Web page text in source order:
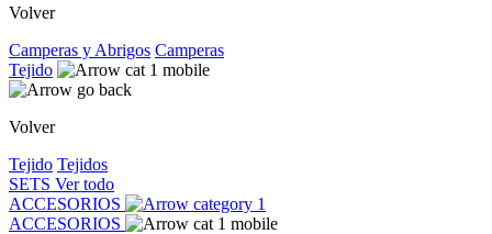
Volver
Camperas y Abrigos Camperas
Tejido
Volver
Tejido Tejidos
SETS Ver todo
ACCESORIOS
ACCESORIOS